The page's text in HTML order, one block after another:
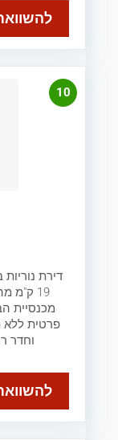
10
מכנסיית
פרטית ללא
וחדר